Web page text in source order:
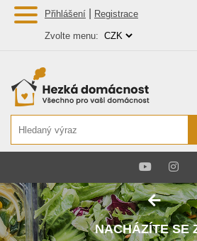
Přihlášení Registrace
Zvolte menu:
NACHÁZÍTE SE